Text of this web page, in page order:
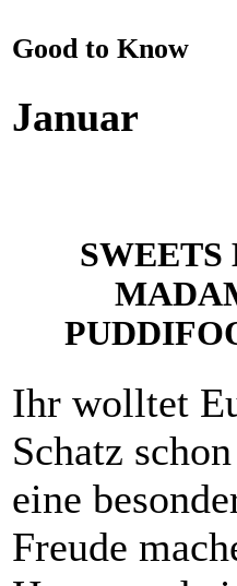
Good to Know
Januar
SWEETS
Ihr wolltet
Schatz
eine
Freude